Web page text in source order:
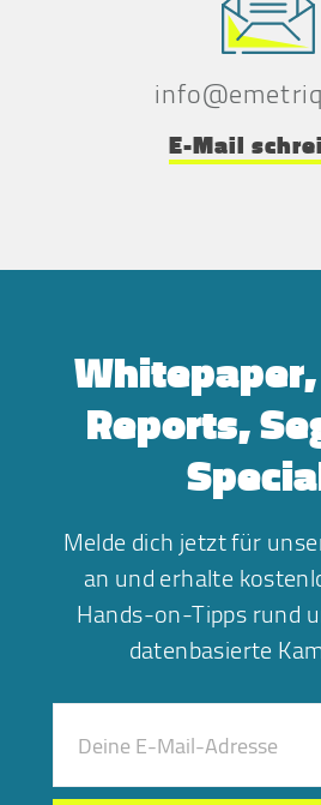
E-Mail
Reports,
Melde dich jetzt für
an und erhalte
Hands-on-Tipps rund
datenbasierte